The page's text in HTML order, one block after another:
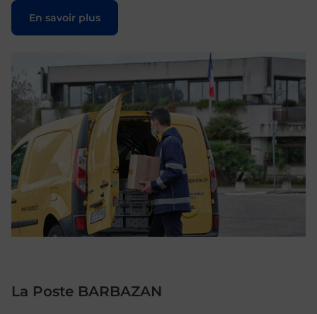
En savoir plus
Le lien s'ouvre dans un nouvel onglet
La Poste BARBAZAN